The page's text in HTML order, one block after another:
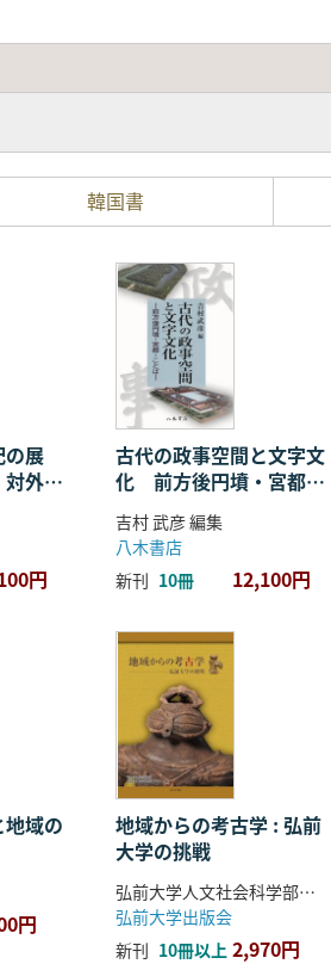
韓国書
の展
外関
円
古代の政事空間と文字文
化 前方後円墳・宮都・
ことば
吉村 武彦 編集
八木書店
新刊 10冊 12,100円
域の
円
地域からの考古学 : 弘前
大学の挑戦
弘前大学人文社会科学部北日本考古学研究センター 編
弘前大学出版会
新刊 10冊以上 2,970円